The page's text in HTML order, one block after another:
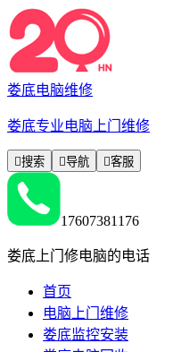
娄底电脑维修
娄底专业电脑上门维修
搜索 导航 客服
17607381176
娄底上门修电脑的电话
首页
电脑上门维修
娄底监控安装